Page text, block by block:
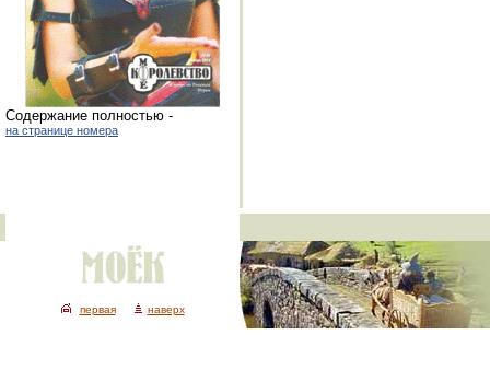
Cодержание полностью -
на странице номера
первая наверх